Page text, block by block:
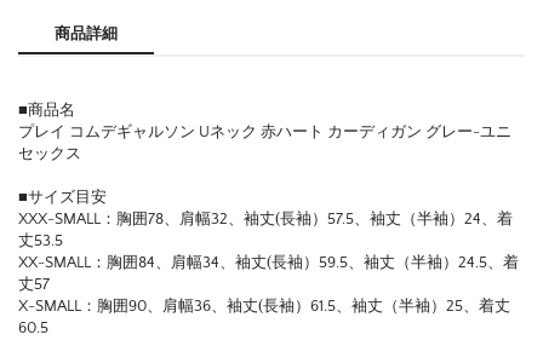
商品詳細
■商品名
プレイ コムデギャルソン Uネック 赤ハート カーディガン グレー-ユニ
セックス
■サイズ目安
XXX-SMALL：胸囲78、肩幅32、袖丈(長袖）57.5、袖丈（半袖）24、着
丈53.5
XX-SMALL：胸囲84、肩幅34、袖丈(長袖）59.5、袖丈（半袖）24.5、着
丈57
X-SMALL：胸囲90、肩幅36、袖丈(長袖）61.5、袖丈（半袖）25、着丈
60.5